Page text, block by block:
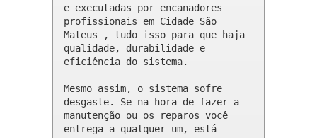
e executadas por encanadores
profissionais em Cidade São
Mateus , tudo isso para que haja
qualidade, durabilidade e
eficiência do sistema.
Mesmo assim, o sistema sofre
desgaste. Se na hora de fazer a
manutenção ou os reparos você
entrega a qualquer um, está